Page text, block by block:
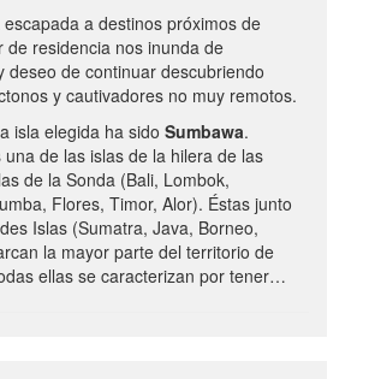
a destinos próximos de
de residencia nos inunda de
deseo de continuar descubriendo
y cautivadores no muy remotos.
isla elegida ha sido Sumbawa.
una de las islas de la hilera de las
de la Sonda (Bali, Lombok,
Flores, Timor, Alor). Éstas junto
Islas (Sumatra, Java, Borneo,
la mayor parte del territorio de
ellas se caracterizan por tener…